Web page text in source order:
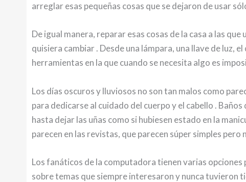
arreglar esas pequeñas cosas que se dejaron de usar
De igual manera, reparar esas cosas de la casa a las
quisiera cambiar . Desde una lámpara, una llave de luz,
herramientas en la que cuando se necesita algo es
Los días oscuros y lluviosos no son tan malos como
para dedicarse al cuidado del cuerpo y el cabello .
hasta dejar las uñas como si hubiesen estado en la
parecen en las revistas, que parecen súper simples
Los fanáticos de la computadora tienen varias
sobre temas que siempre interesaron y nunca tuvieron